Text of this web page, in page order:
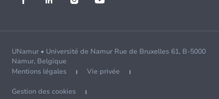
UNamur • Université de Namur Rue de Bruxelles 61, B-5000
Namur, Belgique
Mentions légales
Vie privée
Gestion des cookies